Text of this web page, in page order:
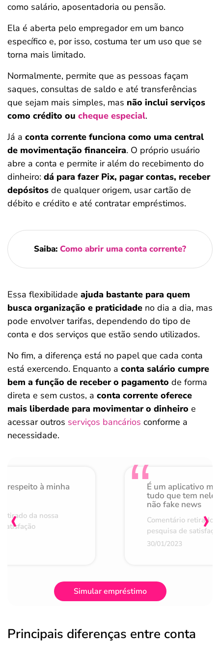
como salário, aposentadoria ou pensão.
Ela é aberta pelo empregador em um banco
específico e, por isso, costuma ter um uso que se
torna mais limitado.
Normalmente, permite que as pessoas façam
saques, consultas de saldo e até transferências
que sejam mais simples, mas não inclui serviços
como crédito ou cheque especial.
Já a conta corrente funciona como uma central
de movimentação financeira. O próprio usuário
abre a conta e permite ir além do recebimento do
dinheiro: dá para fazer Pix, pagar contas, receber
depósitos de qualquer origem, usar cartão de
débito e crédito e até contratar empréstimos.
Saiba: Como abrir uma conta corrente?
Essa flexibilidade ajuda bastante para quem
busca organização e praticidade no dia a dia, mas
pode envolver tarifas, dependendo do tipo de
conta e dos serviços que estão sendo utilizados.
No fim, a diferença está no papel que cada conta
está exercendo. Enquanto a conta salário cumpre
bem a função de receber o pagamento de forma
direta e sem custos, a conta corrente oferece
mais liberdade para movimentar o dinheiro e
acessar outros serviços bancários conforme a
necessidade.
respeito à minha
da nossa
É um aplicativo
tudo que tem nele
não fake news
Comentário retirado
pesquisa de
30/01/2023
‹ ›
Simular empréstimo
Principais diferenças entre conta